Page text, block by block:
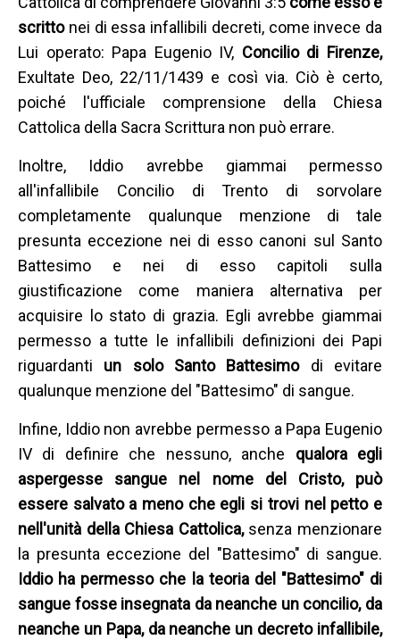
scritto nei di essa infallibili decreti, come invece da
Lui operato: Papa Eugenio IV, Concilio di Firenze,
Exultate Deo, 22/11/1439 e così via. Ciò è certo,
poiché l'ufficiale comprensione della Chiesa
Cattolica della Sacra Scrittura non può errare.
Inoltre, Iddio avrebbe giammai permesso
all'infallibile Concilio di Trento di sorvolare
completamente qualunque menzione di tale
presunta eccezione nei di esso canoni sul Santo
Battesimo e nei di esso capitoli sulla
giustificazione come maniera alternativa per
acquisire lo stato di grazia. Egli avrebbe giammai
permesso a tutte le infallibili definizioni dei Papi
riguardanti un solo Santo Battesimo di evitare
qualunque menzione del "Battesimo" di sangue.
Infine, Iddio non avrebbe permesso a Papa Eugenio
IV di definire che nessuno, anche qualora egli
aspergesse sangue nel nome del Cristo, può
essere salvato a meno che egli si trovi nel petto e
nell'unità della Chiesa Cattolica, senza menzionare
la presunta eccezione del "Battesimo" di sangue.
Iddio ha permesso che la teoria del "Battesimo" di
sangue fosse insegnata da neanche un concilio, da
neanche un Papa, da neanche un decreto infallibile,